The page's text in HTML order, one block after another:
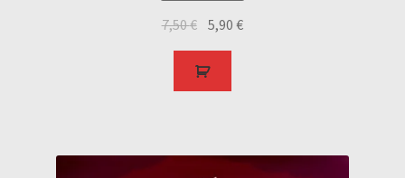
7,50€ 5,90€